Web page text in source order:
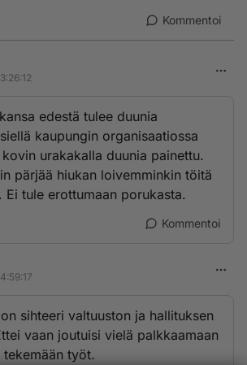
Kommentoi
edestä tulee duunia
kaupungin organisaatiossa
urakakalla duunia painettu.
pärjää hiukan loivemminkin töitä
Ei tule erottumaan porukasta.
Kommentoi
sihteeri valtuuston ja hallituksen
vaan joutuisi vielä palkkaamaan
työt.